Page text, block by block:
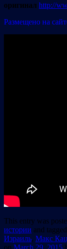
оригинал http://
Размещено на
This entry was
истории and tagged
Израиль, Макс Кац
on March 29, 2015